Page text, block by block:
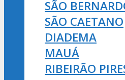
SÃO
SÃO CAETANO
DIADEMA
MAUÁ
RIBEIRÃO